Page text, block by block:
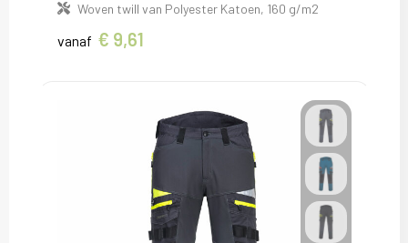
Woven twill van Polyester Katoen, 160 g/m2
vanaf € 9,61